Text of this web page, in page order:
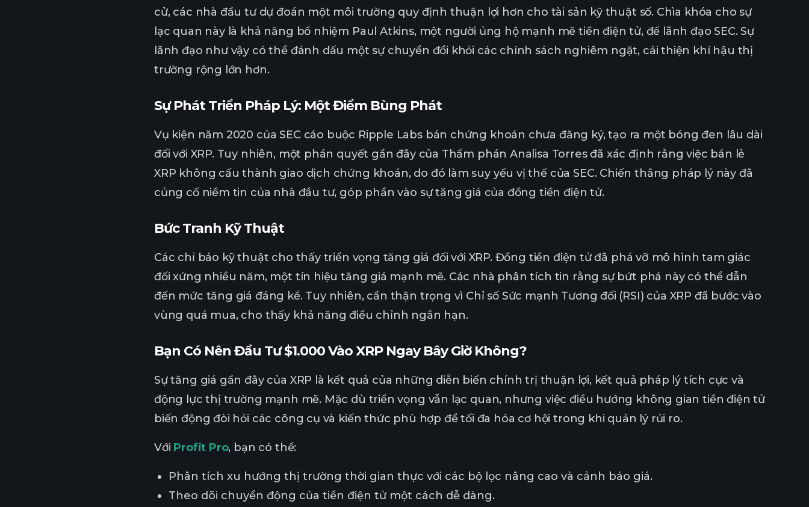
cử, các nhà đầu tư dự đoán một môi trường quy định thuận lợi hơn cho tài sản kỹ thuật số. Chìa khóa cho sự
lạc quan này là khả năng bổ nhiệm Paul Atkins, một người ủng hộ mạnh mẽ tiền điện tử, để lãnh đạo SEC. Sự
lãnh đạo như vậy có thể đánh dấu một sự chuyển đổi khỏi các chính sách nghiêm ngặt, cải thiện khí hậu thị
trường rộng lớn hơn.
Sự Phát Triển Pháp Lý: Một Điểm Bùng Phát
Vụ kiện năm 2020 của SEC cáo buộc Ripple Labs bán chứng khoán chưa đăng ký, tạo ra một bóng đen lâu dài
đối với XRP. Tuy nhiên, một phán quyết gần đây của Thẩm phán Analisa Torres đã xác định rằng việc bán lẻ
XRP không cấu thành giao dịch chứng khoán, do đó làm suy yếu vị thế của SEC. Chiến thắng pháp lý này đã
củng cố niềm tin của nhà đầu tư, góp phần vào sự tăng giá của đồng tiền điện tử.
Bức Tranh Kỹ Thuật
Các chỉ báo kỹ thuật cho thấy triển vọng tăng giá đối với XRP. Đồng tiền điện tử đã phá vỡ mô hình tam giác
đối xứng nhiều năm, một tín hiệu tăng giá mạnh mẽ. Các nhà phân tích tin rằng sự bứt phá này có thể dẫn
đến mức tăng giá đáng kể. Tuy nhiên, cần thận trọng vì Chỉ số Sức mạnh Tương đối (RSI) của XRP đã bước vào
vùng quá mua, cho thấy khả năng điều chỉnh ngắn hạn.
Bạn Có Nên Đầu Tư $1.000 Vào XRP Ngay Bây Giờ Không?
Sự tăng giá gần đây của XRP là kết quả của những diễn biến chính trị thuận lợi, kết quả pháp lý tích cực và
động lực thị trường mạnh mẽ. Mặc dù triển vọng vẫn lạc quan, nhưng việc điều hướng không gian tiền điện tử
biến động đòi hỏi các công cụ và kiến thức phù hợp để tối đa hóa cơ hội trong khi quản lý rủi ro.
Với Profit Pro, bạn có thể:
Phân tích xu hướng thị trường thời gian thực với các bộ lọc nâng cao và cảnh báo giá.
Theo dõi chuyển động của tiền điện tử một cách dễ dàng.